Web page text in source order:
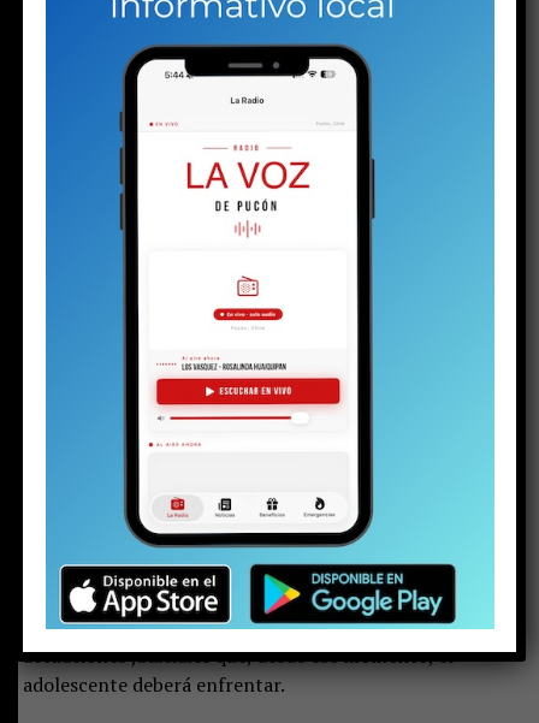
Pero en la justicia hay poco espacio para las emociones.
Minutos antes de esa escena, el joven, con cara de
niño, se presentó ante la jueza del Juzgado de
vestía una parka negra y brillante, zapatillas, un
buzo gris y llevaba el pelo con corte degradado.
inocencia que todavía le queda.
La magistrada preguntó por un adulto responsable. Solo
estaba la mujer mayor, quien se presentó como la
lado del adolescente, pero pronto aclaró que no
vivía con él y que el joven residía con el padre. Sin
embargo, este aún no llegaba al tribunal.Por eso le
correspondió responder las preguntas de rigor:
domicilio y correo electrónico para ser notificada de las
actuaciones judiciales que, desde ese momento, el
adolescente deberá enfrentar.